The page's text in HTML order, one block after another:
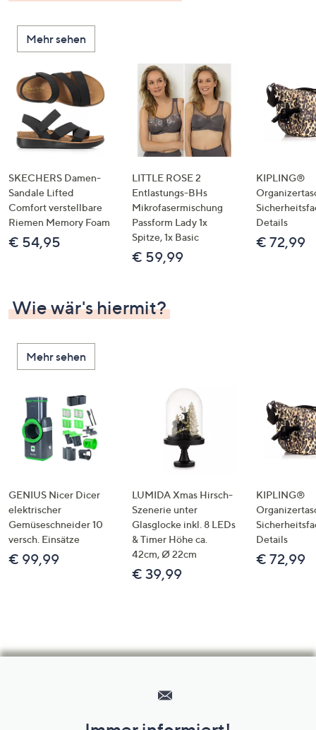
Mehr sehen
SKECHERS Damen-
Sandale Lifted
Comfort verstellbare
Riemen Memory Foam
€ 54,95
LITTLE ROSE 2
Entlastungs-BHs
Mikrofasermischung
Passform Lady 1x
Spitze, 1x Basic
€ 59,99
KIPLING®
Details
€ 72,99
Wie wär's hiermit?
Mehr sehen
GENIUS Nicer Dicer
elektrischer
Gemüseschneider 10
versch. Einsätze
€ 99,99
LUMIDA Xmas Hirsch-
Szenerie unter
Glasglocke inkl. 8 LEDs
& Timer Höhe ca.
42cm, Ø 22cm
€ 39,99
KIPLING®
Details
€ 72,99